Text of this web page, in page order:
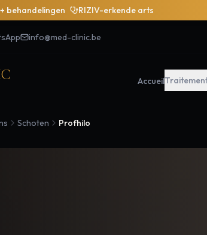
behandelingen RIZIV-erkende arts
info@med-clinic.be
Accueil
Schoten Profhilo